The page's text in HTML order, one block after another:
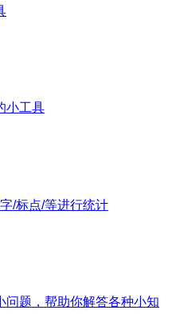
小工具
/标点/等进行统计
问题，帮助你解答各种小知